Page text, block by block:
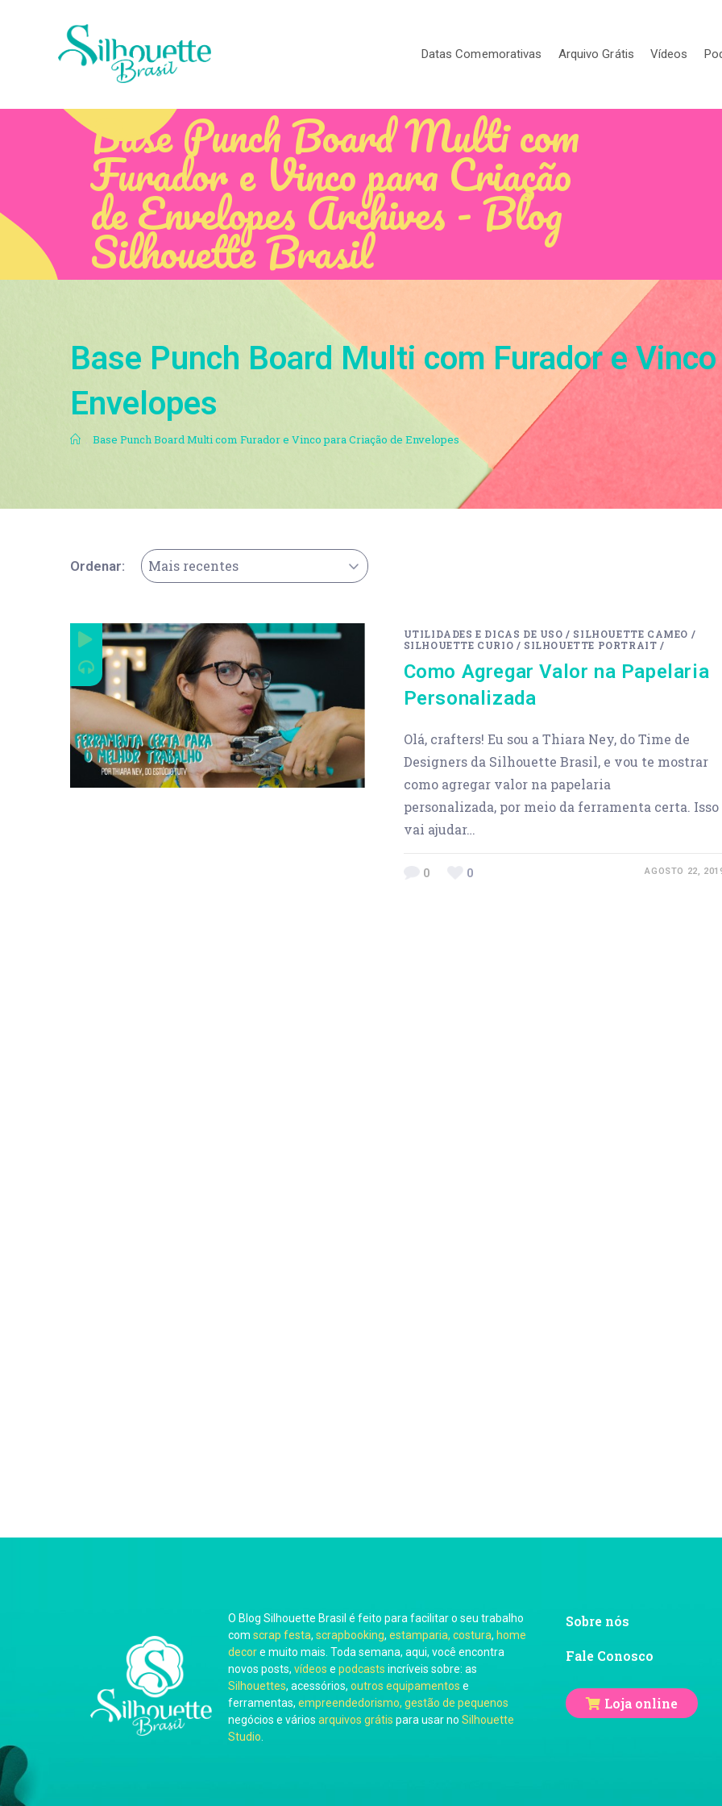
Datas Comemorativas Arquivo Grátis Vídeos
Base Punch Board Multi com
Furador e Vinco para Criação
de Envelopes Archives - Blog
Silhouette Brasil
Base Punch Board Multi com Furador e
Envelopes
. Base Punch Board Multi com Furador e Vinco para Criação de Envelopes
Ordenar: Mais recentes
UTILIDADES E DICAS DE USO / SILHOUETTE CAMEO /
SILHOUETTE CURIO / SILHOUETTE PORTRAIT /
Como Agregar Valor na Papelaria
Personalizada
Olá, crafters! Eu sou a Thiara Ney, do Time de
Designers da Silhouette Brasil, e vou te mostrar
como agregar valor na papelaria
personalizada, por meio da ferramenta certa. Isso
vai ajudar…
0 0 AGOSTO 22,
O Blog Silhouette Brasil é feito para facilitar o seu trabalho
com scrap festa, scrapbooking, estamparia, costura, home
decore muito mais. Toda semana, aqui, você encontra
novos posts, vídeos e podcasts incríveis sobre: as
Silhouettes, acessórios, outros equipamentos e
ferramentas, empreendedorismo, gestão de pequenos
negócios e vários arquivos grátis para usar no Silhouette
Studio
Sobre nós
Fale Conosco
Loja online